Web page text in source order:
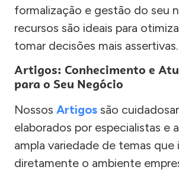
formalização e gestão do seu
recursos são ideais para
tomar decisões mais assertivas.
Artigos: Conhecimento e
para o Seu Negócio
Nossos Artigos são
elaborados por especialistas e
ampla variedade de temas que
diretamente o ambiente